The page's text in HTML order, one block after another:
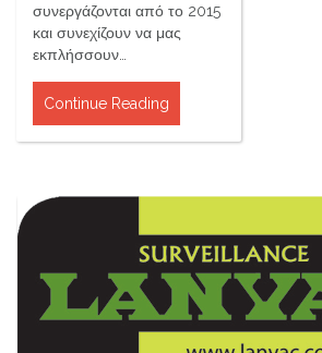
συνεργάζονται από το 2015
και συνεχίζουν να μας
εκπλήσσουν…
Continue Reading